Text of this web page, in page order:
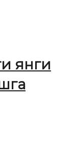
янги